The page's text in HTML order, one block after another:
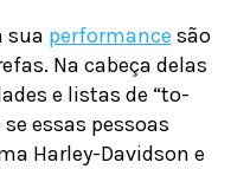
sua performance são
Na cabeça delas
e listas de “to-
essas pessoas
Harley-Davidson e